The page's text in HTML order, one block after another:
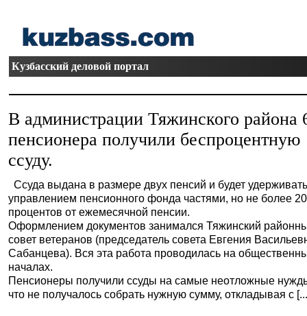
Кузбасский деловой портал
В администрации Тяжинского района
пенсионера получили беспроцентную
ссуду.
Ссуда выдана в размере двух пенсий и будет
управлением пенсионного фонда частями, но не более 20
процентов от ежемесячной пенсии.
Оформлением документов занимался Тяжинский
совет ветеранов (председатель совета Евгения
Сабанцева). Вся эта работа проводилась на
началах.
Пенсионеры получили ссуды на самые неотложные
что не получалось собрать нужную сумму, откладывая с